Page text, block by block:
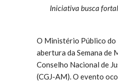
Iniciativa busca
O Ministério Público do
abertura da Semana de
Conselho Nacional de
(CGJ-AM). O evento